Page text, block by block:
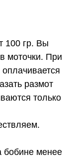
100 гр. Вы
моточки. При
размот
только
бобине менее